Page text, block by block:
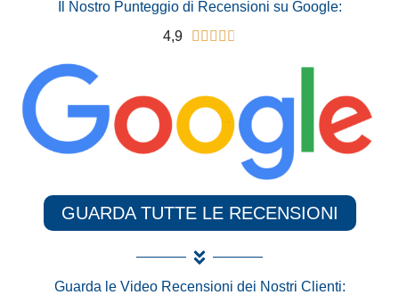
Il Nostro Punteggio di Recensioni su Google:
4,9
    
GUARDA TUTTE LE RECENSIONI
Guarda le Video Recensioni dei Nostri Clienti: